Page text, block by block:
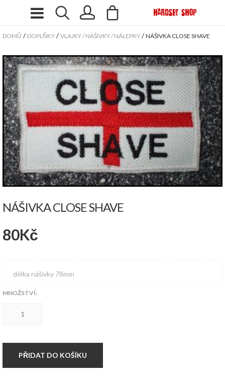
DOMŮ / DOPLŇKY /VLAJKY / NÁŠIVKY / NÁLEPKY /NÁŠIVKA CLOSE SHAVE
NÁŠIVKA CLOSE SHAVE
80Kč
délka nášivky 78mm
MNOŽSTVÍ:
PŘIDAT DO KOŠÍKU